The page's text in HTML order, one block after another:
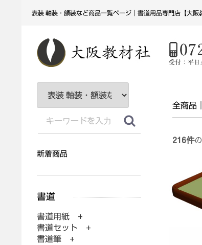
表装 軸装・額装など商品一覧ページ｜書道用品専門店【大阪
全商品
216件
新着商品
書道用紙 +
書道セット +
書道筆 +